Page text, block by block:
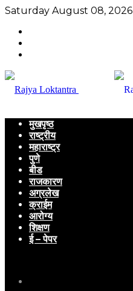
Saturday August 08, 2026
मुखपृष्ठ
राष्ट्रीय
महाराष्ट्र
पुणे
बीड
राजकारण
अग्रलेख
क्राईम
आरोग्य
शिक्षण
ई – पेपर